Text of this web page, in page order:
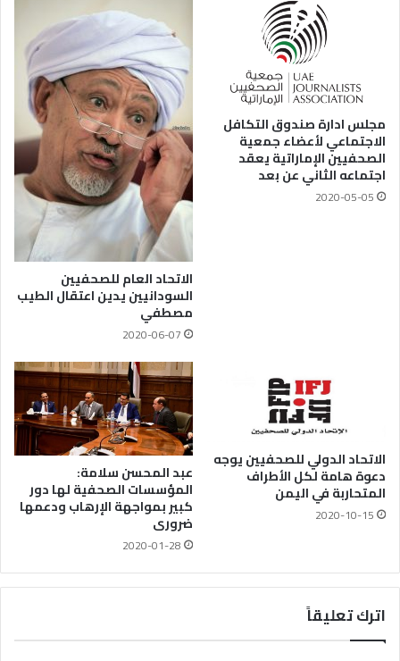
مجلس ادارة صندوق التكافل
الاجتماعي لأعضاء جمعية
الصحفيين الإماراتية يعقد
اجتماعه الثاني عن بعد
2020-05-05
الاتحاد العام للصحفيين
السودانيين يدين اعتقال الطيب
مصطفي
2020-06-07
الاتحاد الدولي للصحفيين يوجه
دعوة هامة لكل الأطراف
المتحاربة في اليمن
2020-10-15
عبد المحسن سلامة:
المؤسسات الصحفية لها دور
كبير بمواجهة الإرهاب ودعمها
ضرورى
2020-01-28
اترك تعليقاً